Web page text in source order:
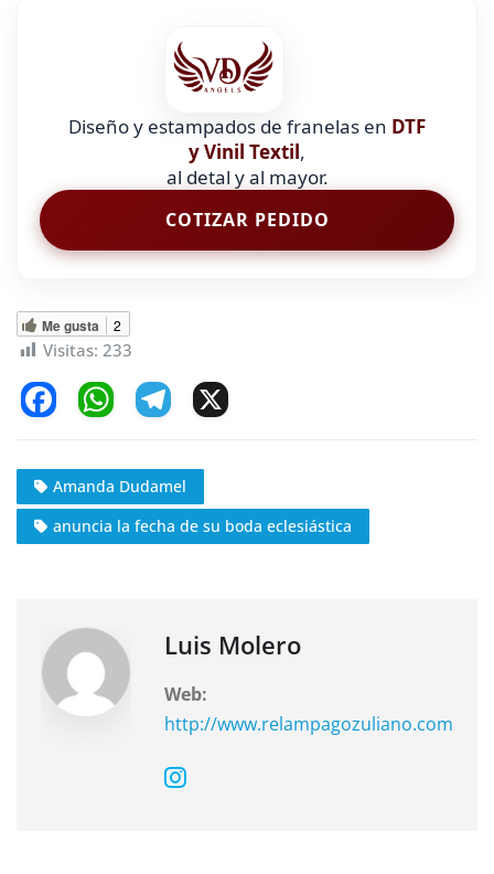
Diseño y estampados de franelas en DTF
y Vinil Textil,
al detal y al mayor.
COTIZAR PEDIDO
Me gusta 2
Visitas: 233
c
e
b
k
W
at
s
A
e
gr
a
Amanda Dudamel
anuncia la fecha de su boda eclesiástica
Luis Molero
Web:
http://www.relampagozuliano.com